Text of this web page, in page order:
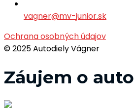
vagner@mv-junior.sk
Ochrana osobných údajov
© 2025 Autodiely Vágner
Záujem o